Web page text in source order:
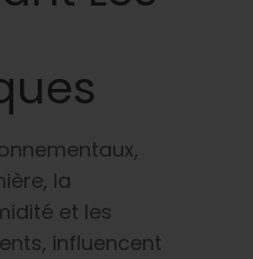
la
et les
influencent